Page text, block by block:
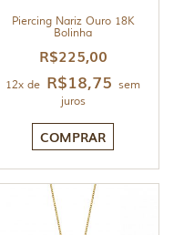
Piercing Nariz Ouro 18K
Bolinha
R$225,00
12x de R$18,75 sem
juros
COMPRAR